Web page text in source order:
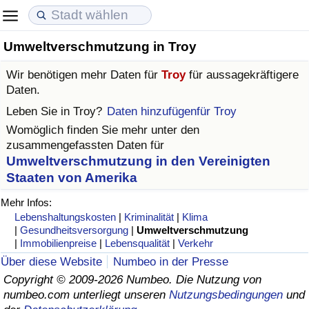
Umweltverschmutzung in Troy
Wir benötigen mehr Daten für Troyfür aussagekräftigere
Daten.
Leben Sie in Troy? Daten hinzufügenfür Troy
Womöglich finden Sie mehr unter den
zusammengefassten Daten für
Umweltverschmutzung in den Vereinigten
Staaten von Amerika
Mehr Infos:
Lebenshaltungskosten | Kriminalität | Klima
|Gesundheitsversorgung |Umweltverschmutzung
| Immobilienpreise | Lebensqualität |Verkehr
Über diese Website
Numbeo in der Presse
Copyright © 2009-2026 Numbeo. Die Nutzung von
numbeo.com unterliegt unseren Nutzungsbedingungen und
Lebenshaltungskosten
Lebenshaltungskosten-Index (aktuell)
Lebenshaltungskosten-Index
Lebenshaltungskosten-Index nach Land
in Akaba
Immobilienpreise
Immobilienpreis-Index (aktuell)
Immobilienpreis-Index
Immobilienpreis-Index nach Land
Lebensqualität
Lebensqualität-Index
Lebensqualität-Index (aktuell)
Lebensqualitätsindex nach Land
Kriminalität
Kriminalitäts-Index (aktuell)
Kriminalitäts-Index
Kriminalitätsindex nach Land